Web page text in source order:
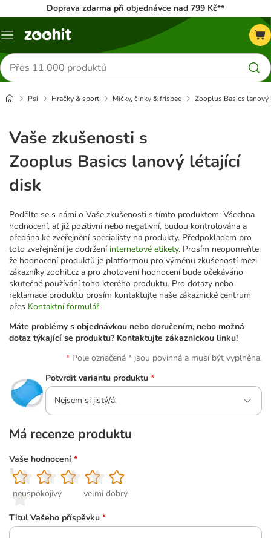
Doprava zdarma při objednávce nad 799 Kč**
Menu
Hledat
produkty
Psi Hračky & sport Míčky, činky & frisbee Zooplus Basics lanový
Vaše zkušenosti s
Zooplus Basics lanový létající
disk
Podělte se s námi o Vaše zkušenosti s tímto produktem. Všechna
hodnocení, ať již pozitivní nebo negativní, budou kontrolována a
předána ke zveřejnění specialisty na produkty. Předpokladem pro
toto zveřejnění je dodržení internetové etikety. Prosím neopomeňte,
že hodnocení produktů je platformou pro výměnu zkušeností mezi
zákazníky zoohit.cz a pro zhotovení hodnocení bude očekáváno
skutečné používání toho kterého produktu. Pro dotazy nebo
reklamace produktu prosím kontaktujte naše zákaznické centrum
přes Kontaktní formulář.
Máte problémy s objednávkou nebo doručením, nebo možná
dotaz týkající se produktu? Kontaktujte zákaznickou linku!
Pole označená * jsou povinná a musí být vyplněna.
Potvrdit variantu produktu *
Nejsem si jistý/á.
Má recenze produktu
Vaše hodnocení *
1
neuspokojivý
2
3
4
5
velmi dobrý
Titul Vašeho příspěvku *